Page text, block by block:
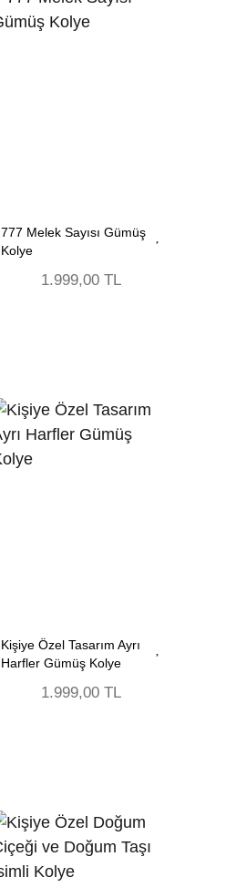
777 Melek Sayısı Gümüş
Kolye
1.999,00 TL
Kişiye Özel Tasarım Ayrı
Harfler Gümüş Kolye
1.999,00 TL